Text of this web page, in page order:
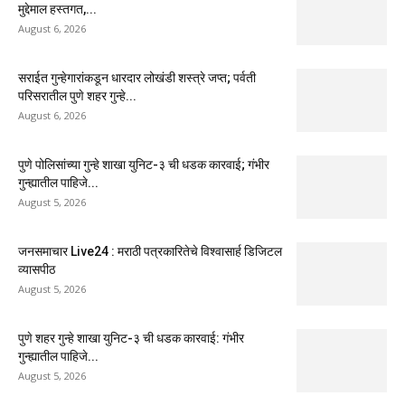
मुद्देमाल हस्तगत,...
August 6, 2026
सराईत गुन्हेगारांकडून धारदार लोखंडी शस्त्रे जप्त; पर्वती
परिसरातील पुणे शहर गुन्हे...
August 6, 2026
पुणे पोलिसांच्या गुन्हे शाखा युनिट-३ ची धडक कारवाई; गंभीर
गुन्ह्यातील पाहिजे...
August 5, 2026
जनसमाचार Live24 : मराठी पत्रकारितेचे विश्वासार्ह डिजिटल
व्यासपीठ
August 5, 2026
पुणे शहर गुन्हे शाखा युनिट-३ ची धडक कारवाई: गंभीर
गुन्ह्यातील पाहिजे...
August 5, 2026